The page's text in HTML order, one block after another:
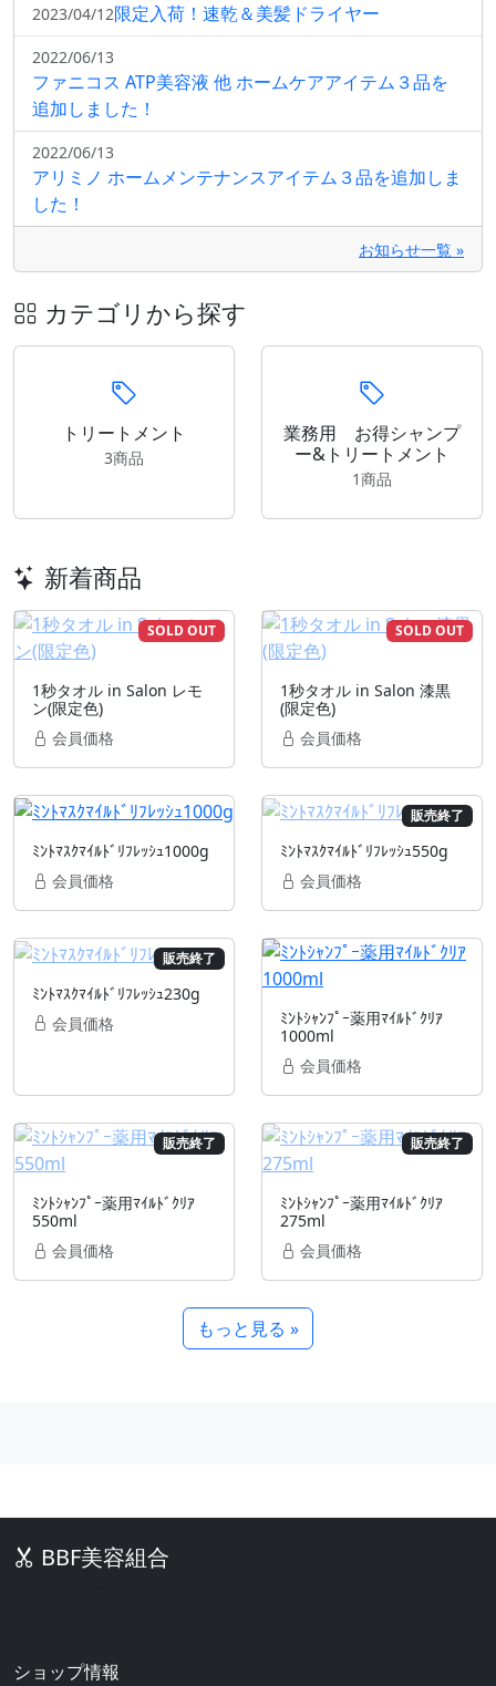
2023/04/12限定入荷！速乾＆美髪ドライヤー
2022/06/13
ファニコス ATP美容液 他 ホームケアアイテム３品を
追加しました！
2022/06/13
アリミノ ホームメンテナンスアイテム３品を追加しま
した！
お知らせ一覧 »
カテゴリから探す
トリートメント
3商品
業務用 お得シャンプ
ー&トリートメント
1商品
新着商品
SOLD OUT
1秒タオル in Salon レモ
ン(限定色)
会員価格
SOLD OUT
1秒タオル in Salon 漆黒
(限定色)
会員価格
ﾐﾝﾄﾏｽｸﾏｲﾙﾄﾞﾘﾌﾚｯｼｭ1000g
会員価格
販売終了
ﾐﾝﾄﾏｽｸﾏｲﾙﾄﾞﾘﾌﾚｯｼｭ550g
会員価格
販売終了
ﾐﾝﾄﾏｽｸﾏｲﾙﾄﾞﾘﾌﾚｯｼｭ230g
会員価格
ﾐﾝﾄｼｬﾝﾌﾟｰ薬用ﾏｲﾙﾄﾞｸﾘｱ
1000ml
会員価格
販売終了
ﾐﾝﾄｼｬﾝﾌﾟｰ薬用ﾏｲﾙﾄﾞｸﾘｱ
550ml
会員価格
販売終了
ﾐﾝﾄｼｬﾝﾌﾟｰ薬用ﾏｲﾙﾄﾞｸﾘｱ
275ml
会員価格
もっと見る »
BBF美容組合
ショップ情報